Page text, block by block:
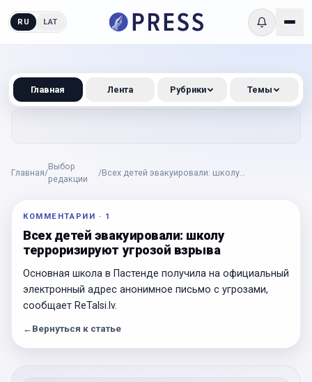
RU LAT
Главная/
Выбор
редакции
/Всех детей эвакуировали: школу
КОММЕНТАРИИ · 1
Всех детей эвакуировали: школу
терроризируют угрозой взрыва
Основная школа в Пастенде получила на официальный
электронный адрес анонимное письмо с угрозами,
сообщает ReTalsi.lv.
← Вернуться к статье
Главная Лента Рубрики Темы